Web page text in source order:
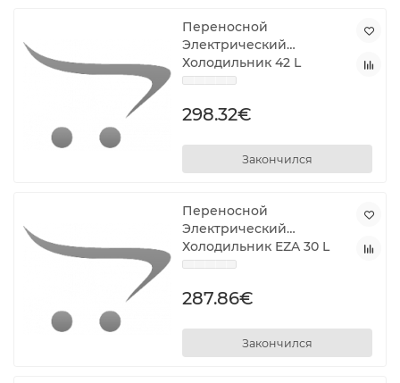
Переносной
Электрический
Холодильник 42 L
298.32€
Закончился
Переносной
Электрический
Холодильник EZA 30 L
287.86€
Закончился